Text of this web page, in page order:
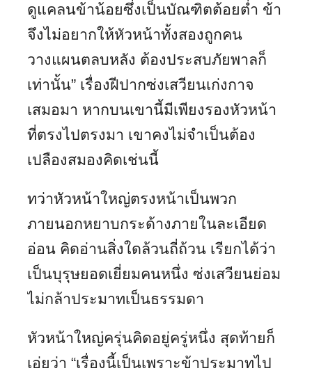
ดูแคลนข้าน้อยซึ่งเป็นบัณฑิตต้อยต่ำ ข้า
จึงไม่อยากให้หัวหน้าทั้งสองถูกคน
วางแผนตลบหลัง ต้องประสบภัยพาลก็
เท่านั้น” เรื่องฝีปากซ่งเสวียนเก่งกาจ
เสมอมา หากบนเขานี้มีเพียงรองหัวหน้า
ที่ตรงไปตรงมา เขาคงไม่จำเป็นต้อง
เปลืองสมองคิดเช่นนี้
ทว่าหัวหน้าใหญ่ตรงหน้าเป็นพวก
ภายนอกหยาบกระด้างภายในละเอียด
อ่อน คิดอ่านสิ่งใดล้วนถี่ถ้วน เรียกได้ว่า
เป็นบุรุษยอดเยี่ยมคนหนึ่ง ซ่งเสวียนย่อม
ไม่กล้าประมาทเป็นธรรมดา
หัวหน้าใหญ่ครุ่นคิดอยู่ครู่หนึ่ง สุดท้ายก็
เอ่ยว่า “เรื่องนี้เป็นเพราะข้าประมาทไป